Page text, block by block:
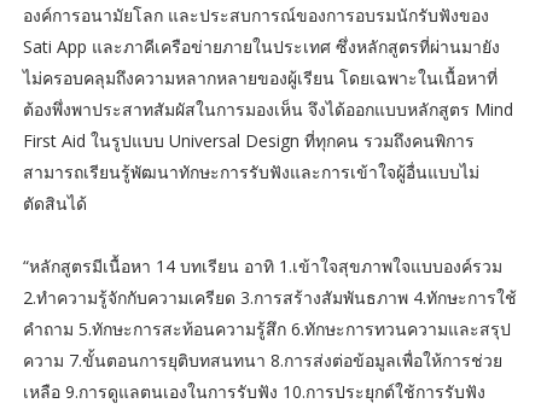
องค์การอนามัยโลก และประสบการณ์ของการอบรมนักรับฟังของ
Sati App และภาคีเครือข่ายภายในประเทศ ซึ่งหลักสูตรที่ผ่านมายัง
ไม่ครอบคลุมถึงความหลากหลายของผู้เรียน โดยเฉพาะในเนื้อหาที่
ต้องพึ่งพาประสาทสัมผัสในการมองเห็น จึงได้ออกแบบหลักสูตร Mind
First Aid ในรูปแบบ Universal Design ที่ทุกคน รวมถึงคนพิการ
สามารถเรียนรู้พัฒนาทักษะการรับฟังและการเข้าใจผู้อื่นแบบไม่
ตัดสินได้
“หลักสูตรมีเนื้อหา 14 บทเรียน อาทิ 1.เข้าใจสุขภาพใจแบบองค์รวม
2.ทำความรู้จักกับความเครียด 3.การสร้างสัมพันธภาพ 4.ทักษะการใช้
คำถาม 5.ทักษะการสะท้อนความรู้สึก 6.ทักษะการทวนความและสรุป
ความ 7.ขั้นตอนการยุติบทสนทนา 8.การส่งต่อข้อมูลเพื่อให้การช่วย
เหลือ 9.การดูแลตนเองในการรับฟัง 10.การประยุกต์ใช้การรับฟัง